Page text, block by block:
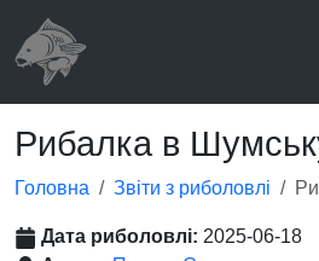
Рибалка в
Головна Звіти з риболовлі
Дата риболовлі: 2025-06-18